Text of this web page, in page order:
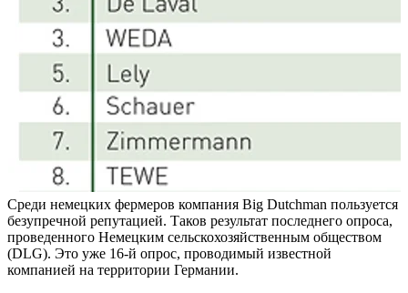
Среди немецких фермеров компания Big Dutchman пользуется
безупречной репутацией. Таков результат последнего опроса,
проведенного Немецким сельскохозяйственным обществом
(DLG). Это уже 16-й опрос, проводимый известной
компанией на территории Германии.